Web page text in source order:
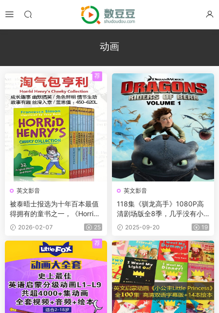
动画
英文影音
被泰晤士报选为十年百本最值
得拥有的童书之一，《Horrid
Henry 》淘气包亨利系列，PD
F、音频、动画片1-5季229
集、电影、练习等
2026-02-07 25
荐
英文影音
118集《驯龙高手》1080P高
清剧场版全8季，几乎没有小
朋友能抗拒、带英文外挂字
幕！
2025-09-20 19
荐